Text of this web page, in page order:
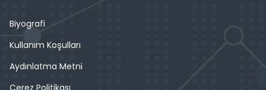
Biyografi
Kullanım Koşulları
Aydınlatma Metni